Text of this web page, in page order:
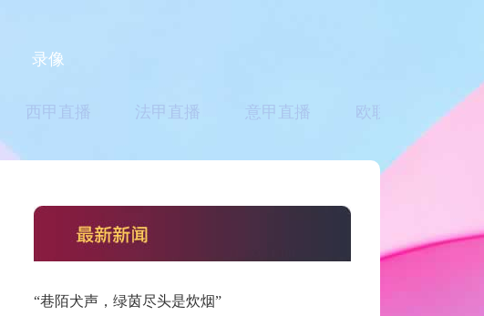
录像
西甲直播 法甲直播 意甲直播 欧联直播
“巷陌犬声，绿茵尽头是炊烟”